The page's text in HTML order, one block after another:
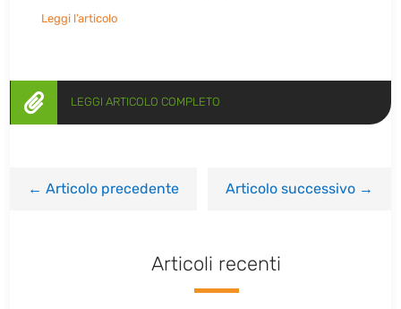
Leggi l’articolo
 LEGGI ARTICOLO COMPLETO
←Articolo precedente Articolo successivo→
Articoli recenti